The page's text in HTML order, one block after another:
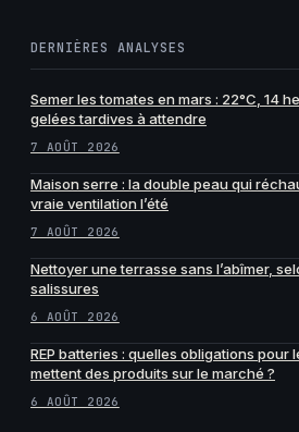
DERNIÈRES ANALYSES
Semer les tomates en mars : 22°C, 14
gelées tardives à attendre
7 AOÛT 2026
Maison serre : la double peau qui
vraie ventilation l’été
7 AOÛT 2026
Nettoyer une terrasse sans l’abîmer,
salissures
6 AOÛT 2026
REP batteries : quelles obligations pour
mettent des produits sur le marché ?
6 AOÛT 2026